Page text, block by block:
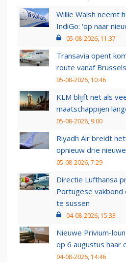
Willie Walsh neemt
IndiGo: 'op naar
05-08-2026, 11:37
Transavia opent
route vanaf
05-08-2026, 10:46
KLM blijft net als
maatschappijen
05-08-2026, 9:00
Riyadh Air breidt
opnieuw drie
05-08-2026, 7:29
Directie Lufthansa
Portugese vakbond
te sussen
04-08-2026, 15:33
Nieuwe Privium-
op 6 augustus haar
04-08-2026, 14:46